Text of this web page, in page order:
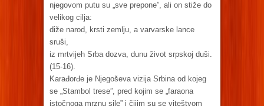
njegovom putu su „sve prepone”, ali on stiže do
velikog cilja:
diže narod, krsti zemlju, a varvarske lance
sruši,
iz mrtvijeh Srba dozva, dunu život srpskoj duši.
(15-16).
Karađorđe je Njegoševa vizija Srbina od kojeg
se „Stambol trese”, pred kojim se „faraona
istočnoga mrznu sile” i čijim su se viteštvom